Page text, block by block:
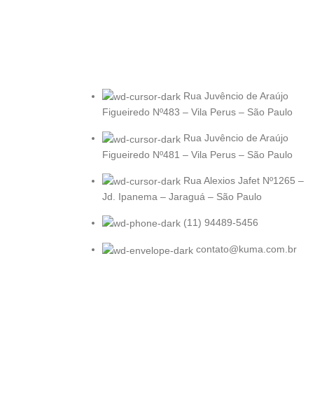
Rua Juvêncio de Araújo
Figueiredo Nº483 – Vila Perus – São Paulo
Rua Juvêncio de Araújo
Figueiredo Nº481 – Vila Perus – São Paulo
Rua Alexios Jafet Nº1265 –
Jd. Ipanema – Jaraguá – São Paulo
(11) 94489-5456
contato@kuma.com.br